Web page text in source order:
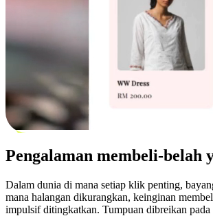
Pengalaman membeli-belah
Dalam dunia di mana setiap klik penting,
mana halangan dikurangkan, keinginan
impulsif ditingkatkan. Tumpuan dibreikan pada